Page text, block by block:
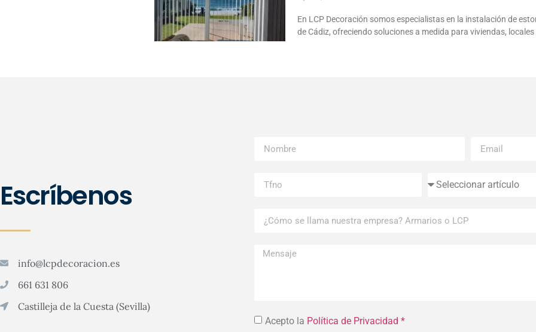
En LCP Decoración somos especialistas en la instalación de
de Cádiz, ofreciendo soluciones a medida para viviendas, locales
Escríbenos
info@lcpdecoracion.es
661 631 806
Castilleja de la Cuesta (Sevilla)
Acepto la Política de Privacidad *